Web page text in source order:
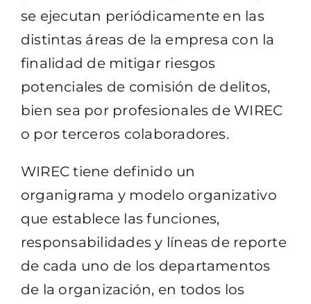
se ejecutan periódicamente en las
distintas áreas de la empresa con la
finalidad de mitigar riesgos
potenciales de comisión de delitos,
bien sea por profesionales de WIREC
o por terceros colaboradores.
WIREC tiene definido un
organigrama y modelo organizativo
que establece las funciones,
responsabilidades y líneas de reporte
de cada uno de los departamentos
de la organización, en todos los